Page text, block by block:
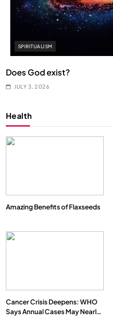
SPIRITUALISM
Does God exist?
JULY 3, 2026
Health
Amazing Benefits of Flaxseeds
Cancer Crisis Deepens: WHO
Says Annual Cases May Nearly